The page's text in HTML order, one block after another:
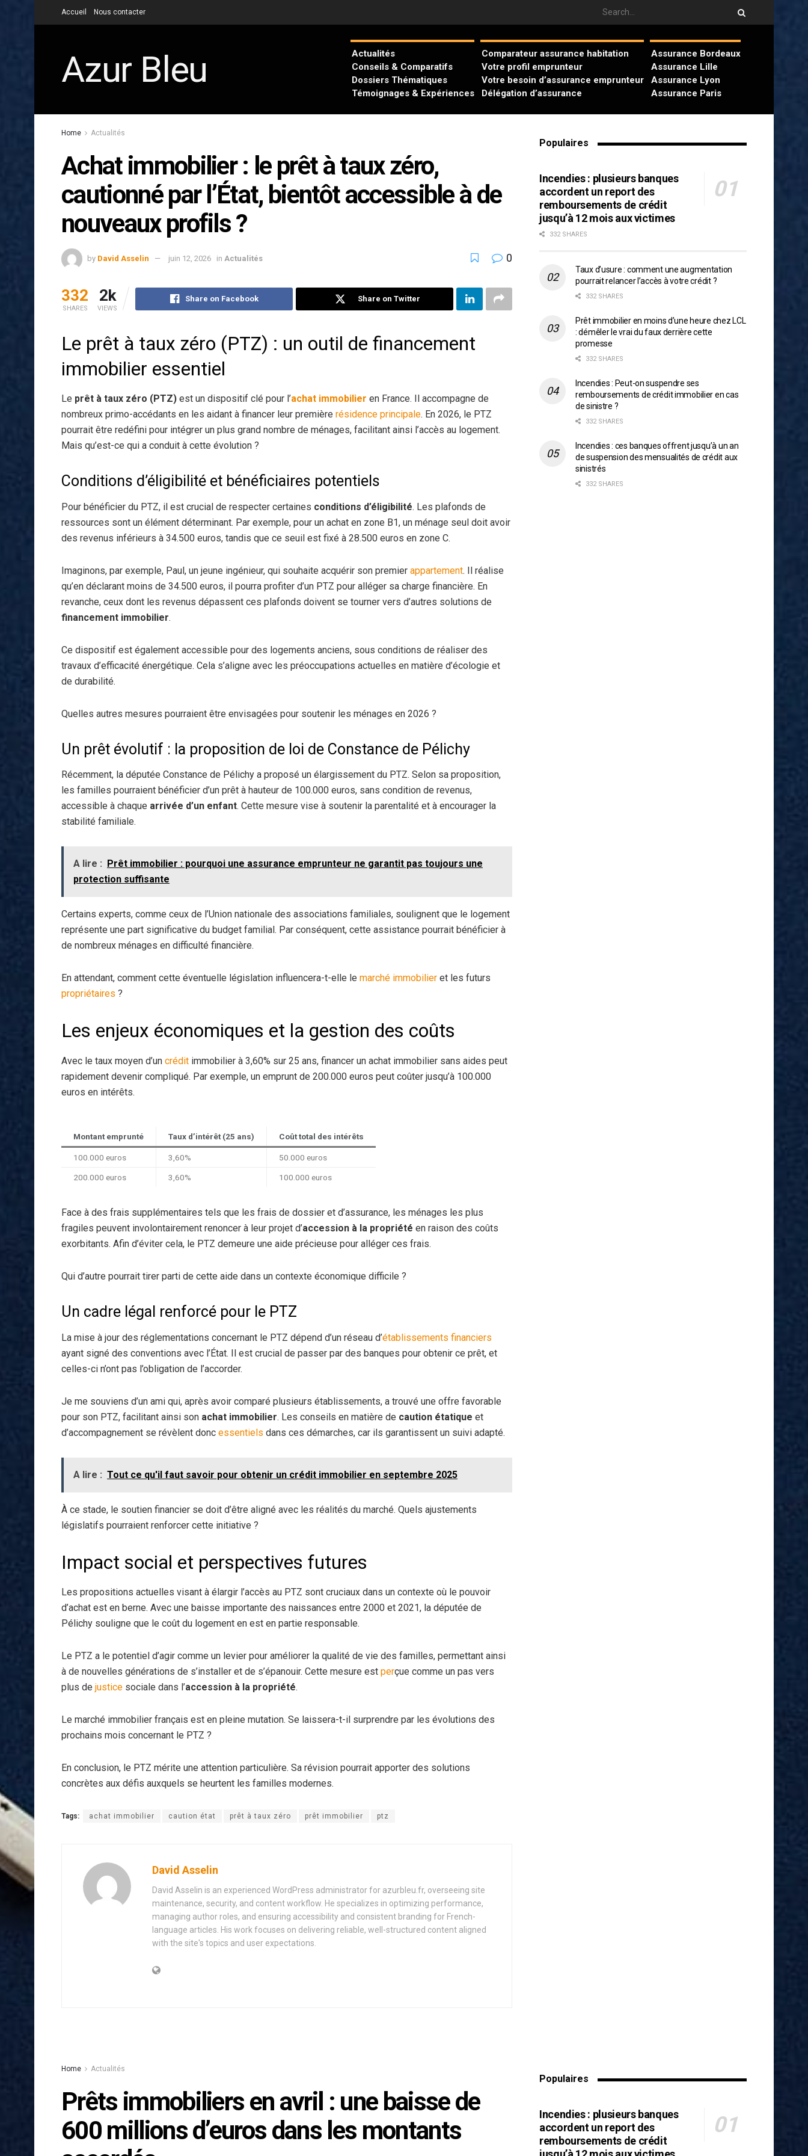
Accueil Nous contacter
Azur Bleu
Actualités
Conseils & Comparatifs
Dossiers Thématiques
Témoignages & Expériences
Comparateur assurance habitation
Votre profil emprunteur
Votre besoin d’assurance emprunteur
Délégation d’assurance
Assurance Bordeaux
Assurance Lille
Assurance Lyon
Assurance Paris
Home Actualités
Achat immobilier : le prêt à taux zéro,
cautionné par l’État, bientôt accessible à de
nouveaux profils ?
by David Asselin juin 12, 2026 in Actualités 0
332
SHARES
2k
VIEWS
Share on Facebook Share on Twitter
Le prêt à taux zéro (PTZ) : un outil de financement
immobilier essentiel
Le prêt à taux zéro (PTZ) est un dispositif clé pour l’achat immobilier en France. Il accompagne de
nombreux primo-accédants en les aidant à financer leur première résidence principale. En 2026, le PTZ
pourrait être redéfini pour intégrer un plus grand nombre de ménages, facilitant ainsi l’accès au logement.
Mais qu’est-ce qui a conduit à cette évolution ?
Conditions d’éligibilité et bénéficiaires potentiels
Pour bénéficier du PTZ, il est crucial de respecter certaines conditions d’éligibilité. Les plafonds de
ressources sont un élément déterminant. Par exemple, pour un achat en zone B1, un ménage seul doit avoir
des revenus inférieurs à 34.500 euros, tandis que ce seuil est fixé à 28.500 euros en zone C.
Imaginons, par exemple, Paul, un jeune ingénieur, qui souhaite acquérir son premier appartement. Il réalise
qu’en déclarant moins de 34.500 euros, il pourra profiter d’un PTZ pour alléger sa charge financière. En
revanche, ceux dont les revenus dépassent ces plafonds doivent se tourner vers d’autres solutions de
financement immobilier.
Ce dispositif est également accessible pour des logements anciens, sous conditions de réaliser des
travaux d’efficacité énergétique. Cela s’aligne avec les préoccupations actuelles en matière d’écologie et
de durabilité.
Quelles autres mesures pourraient être envisagées pour soutenir les ménages en 2026 ?
Un prêt évolutif : la proposition de loi de Constance de Pélichy
Récemment, la députée Constance de Pélichy a proposé un élargissement du PTZ. Selon sa proposition,
les familles pourraient bénéficier d’un prêt à hauteur de 100.000 euros, sans condition de revenus,
accessible à chaque arrivée d’un enfant. Cette mesure vise à soutenir la parentalité et à encourager la
stabilité familiale.
A lire :
Prêt immobilier : pourquoi une assurance emprunteur ne garantit pas toujours une
protection suffisante
Certains experts, comme ceux de l’Union nationale des associations familiales, soulignent que le logement
représente une part significative du budget familial. Par conséquent, cette assistance pourrait bénéficier à
de nombreux ménages en difficulté financière.
En attendant, comment cette éventuelle législation influencera-t-elle le marché immobilier et les futurs
propriétaires ?
Les enjeux économiques et la gestion des coûts
Avec le taux moyen d’un crédit immobilier à 3,60% sur 25 ans, financer un achat immobilier sans aides peut
rapidement devenir compliqué. Par exemple, un emprunt de 200.000 euros peut coûter jusqu’à 100.000
euros en intérêts.
Montant emprunté Taux d’intérêt (25 ans) Coût total des intérêts
100.000 euros 3,60% 50.000 euros
200.000 euros 3,60% 100.000 euros
Face à des frais supplémentaires tels que les frais de dossier et d’assurance, les ménages les plus
fragiles peuvent involontairement renoncer à leur projet d’accession à la propriété en raison des coûts
exorbitants. Afin d’éviter cela, le PTZ demeure une aide précieuse pour alléger ces frais.
Qui d’autre pourrait tirer parti de cette aide dans un contexte économique difficile ?
Un cadre légal renforcé pour le PTZ
La mise à jour des réglementations concernant le PTZ dépend d’un réseau d’établissements financiers
ayant signé des conventions avec l’État. Il est crucial de passer par des banques pour obtenir ce prêt, et
celles-ci n’ont pas l’obligation de l’accorder.
Je me souviens d’un ami qui, après avoir comparé plusieurs établissements, a trouvé une offre favorable
pour son PTZ, facilitant ainsi son achat immobilier. Les conseils en matière de caution étatique et
d’accompagnement se révèlent donc essentiels dans ces démarches, car ils garantissent un suivi adapté.
A lire : Tout ce qu'il faut savoir pour obtenir un crédit immobilier en septembre 2025
À ce stade, le soutien financier se doit d’être aligné avec les réalités du marché. Quels ajustements
législatifs pourraient renforcer cette initiative ?
Impact social et perspectives futures
Les propositions actuelles visant à élargir l’accès au PTZ sont cruciaux dans un contexte où le pouvoir
d’achat est en berne. Avec une baisse importante des naissances entre 2000 et 2021, la députée de
Pélichy souligne que le coût du logement en est en partie responsable.
Le PTZ a le potentiel d’agir comme un levier pour améliorer la qualité de vie des familles, permettant ainsi
à de nouvelles générations de s’installer et de s’épanouir. Cette mesure est perçue comme un pas vers
plus de justice sociale dans l’accession à la propriété.
Le marché immobilier français est en pleine mutation. Se laissera-t-il surprendre par les évolutions des
prochains mois concernant le PTZ ?
En conclusion, le PTZ mérite une attention particulière. Sa révision pourrait apporter des solutions
concrètes aux défis auxquels se heurtent les familles modernes.
Tags: achat immobilier caution état prêt à taux zéro prêt immobilier ptz
David Asselin
David Asselin is an experienced WordPress administrator for azurbleu.fr, overseeing site
maintenance, security, and content workflow. He specializes in optimizing performance,
managing author roles, and ensuring accessibility and consistent branding for French-
language articles. His work focuses on delivering reliable, well-structured content aligned
with the site's topics and user expectations.
Populaires
Incendies : plusieurs banques
accordent un report des
remboursements de crédit
jusqu’à 12 mois aux victimes
332 SHARES
Taux d’usure : comment une augmentation
pourrait relancer l’accès à votre crédit ?
332 SHARES
Prêt immobilier en moins d’une heure chez LCL
: démêler le vrai du faux derrière cette
promesse
332 SHARES
Incendies : Peut-on suspendre ses
remboursements de crédit immobilier en cas
de sinistre ?
332 SHARES
Incendies : ces banques offrent jusqu’à un an
de suspension des mensualités de crédit aux
sinistrés
332 SHARES
Home Actualités
Prêts immobiliers en avril : une baisse de
600 millions d’euros dans les montants
Populaires
Incendies : plusieurs banques
accordent un report des
remboursements de crédit